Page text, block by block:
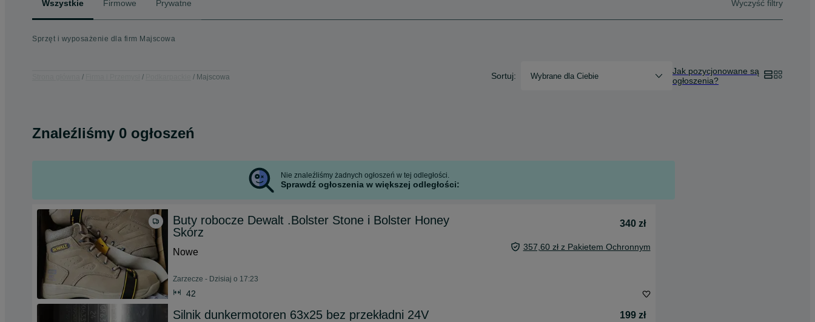
Wszystkie Firmowe Prywatne Wyczyść filtry
Sprzęt i wyposażenie dla firm Majscowa
Majscowa Sortuj: Wybrane dla Ciebie
Jak pozycjonowane są
ogłoszenia?
Znaleźliśmy 0 ogłoszeń
Nie znaleźliśmy żadnych ogłoszeń w tej odległości.
Sprawdź ogłoszenia w większej odległości:
Buty robocze Dewalt .Bolster Stone i Bolster Honey
Skórz
340 zł
Nowe 357,60 zł z Pakietem Ochronnym
Zarzecze - Dzisiaj o 17:23
42
Silnik dunkermotoren 63x25 bez przekładni 24V
199 zł